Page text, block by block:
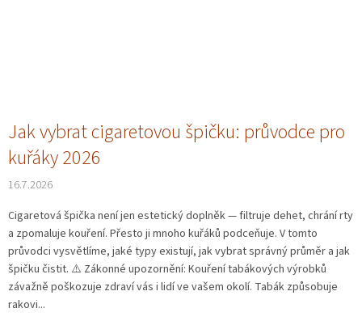
Jak vybrat cigaretovou špičku: průvodce pro
kuřáky 2026
16.7.2026
Cigaretová špička není jen estetický doplněk — filtruje dehet, chrání rty
a zpomaluje kouření. Přesto ji mnoho kuřáků podceňuje. V tomto
průvodci vysvětlíme, jaké typy existují, jak vybrat správný průměr a jak
špičku čistit. ⚠️ Zákonné upozornění: Kouření tabákových výrobků
závažně poškozuje zdraví vás i lidí ve vašem okolí. Tabák způsobuje
rakovi...